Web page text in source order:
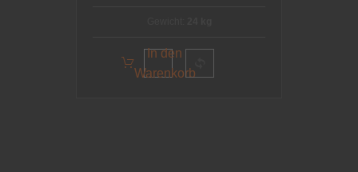
In den
Warenkorb